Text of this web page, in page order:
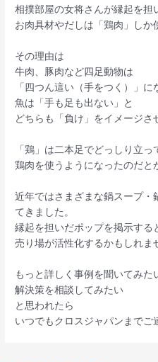
相撲部屋の女将さんが縁起を担
お肉具材やだしは「鶏肉」しか
その理由は
牛肉、豚肉など四足動物は
「四つん這い（手をつく）」に
魚は「手も足も出ない」と
どちらも「負け」をイメージさ
「鶏」は二本足でどっしり立
鶏肉を使うようになったのだと
近年ではさまざまな鍋スープ・
てきました。
縁起を担いだポップを掲示する
売り場が活性化するかもしれま
もっと詳しく事例を聞いてみた
解決策を相談してみたい
と思われたら
いつでもクロスジャパンまでご